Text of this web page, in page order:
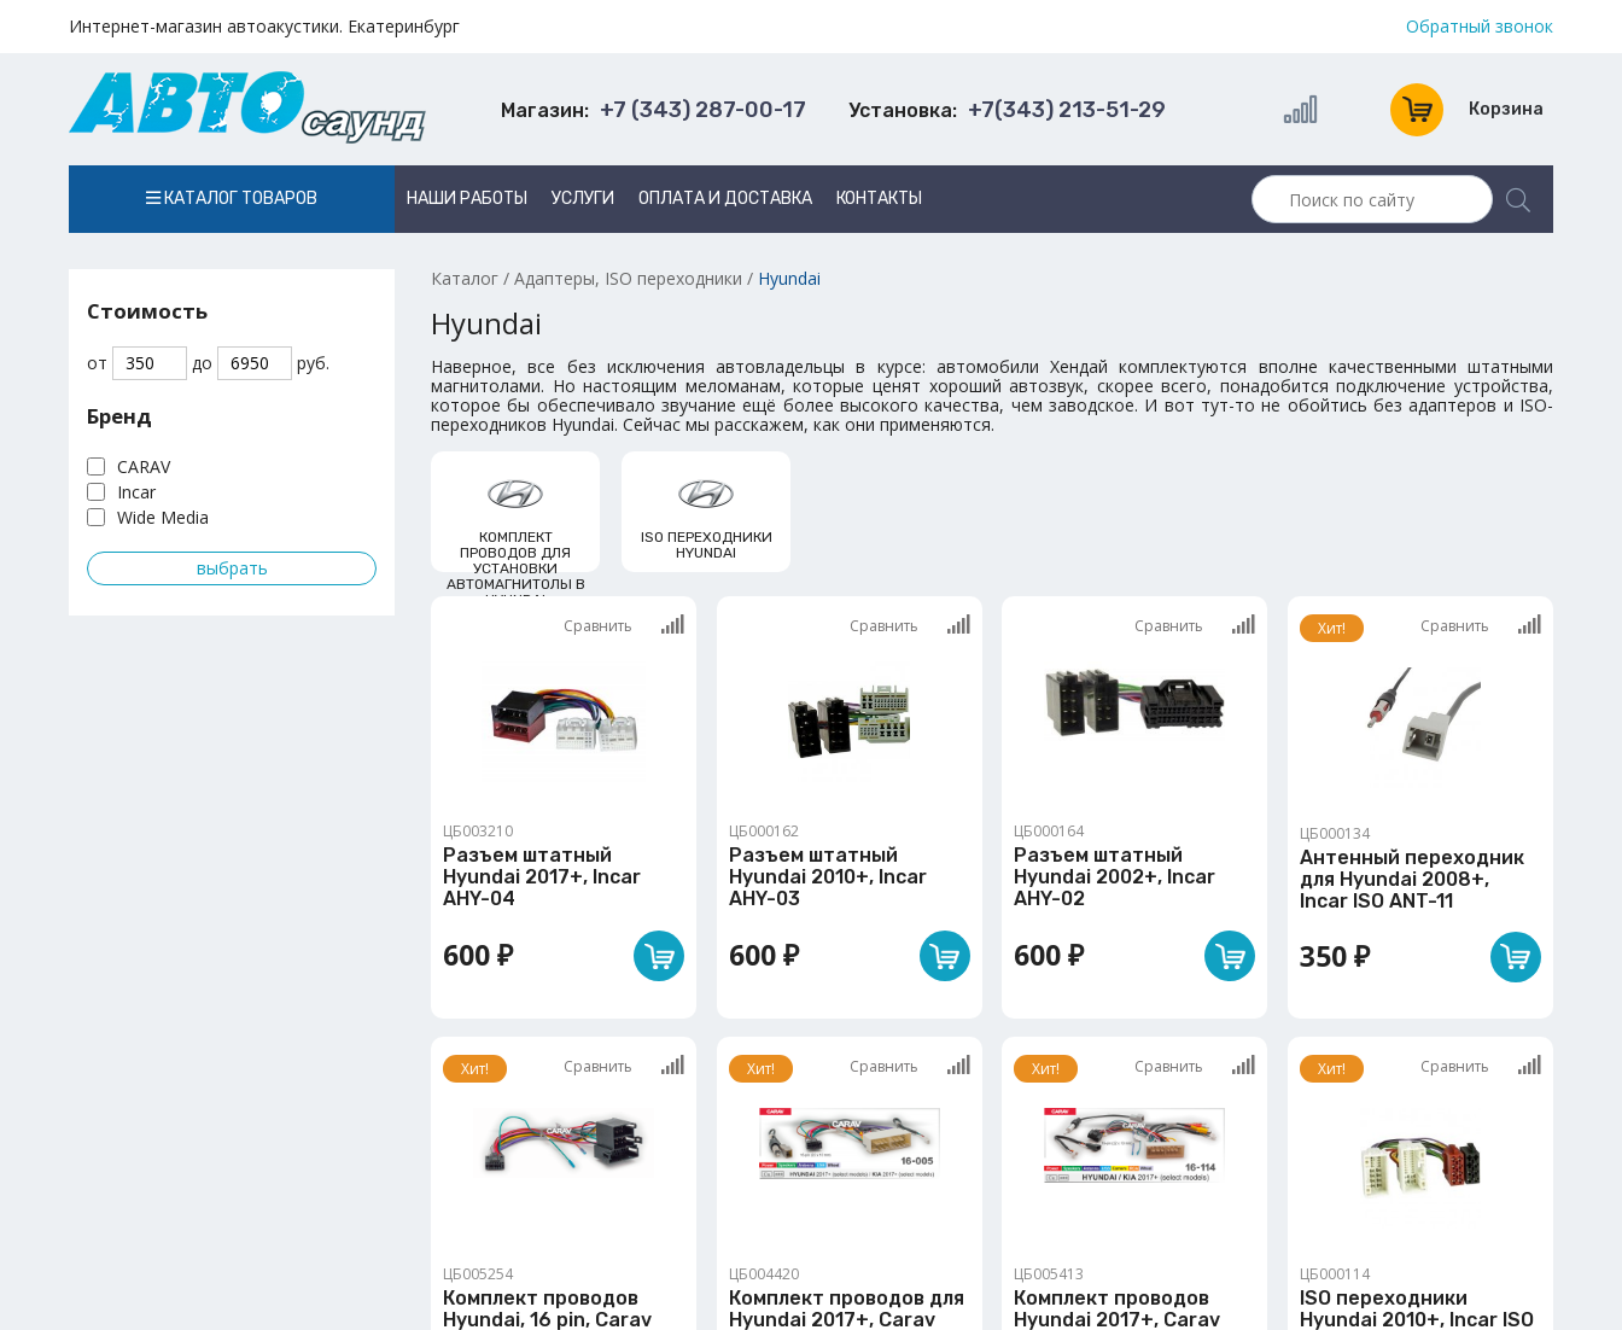
Интернет-магазин автоакустики. Екатеринбург Обратный звонок
Магазин: +7 (343) 287-00-17 Установка: +7(343) 213-51-29 Корзина
КАТАЛОГ ТОВАРОВ НАШИ РАБОТЫ УСЛУГИ ОПЛАТА И ДОСТАВКА КОНТАКТЫ
Стоимость
от до руб.
Бренд
CARAV
Incar
Wide Media
Каталог / Адаптеры, ISO переходники / Hyundai
Hyundai
Наверное, все без исключения автовладельцы в курсе: автомобили Хендай комплектуются вполне качественными штатными
магнитолами. Но настоящим меломанам, которые ценят хороший автозвук, скорее всего, понадобится подключение устройства,
которое бы обеспечивало звучание ещё более высокого качества, чем заводское. И вот тут-то не обойтись без адаптеров и ISO-
переходников Hyundai. Сейчас мы расскажем, как они применяются.
КОМПЛЕКТ
ПРОВОДОВ ДЛЯ
УСТАНОВКИ
АВТОМАГНИТОЛЫ В
HYUNDAI
ISO ПЕРЕХОДНИКИ
HYUNDAI
Сравнить
ЦБ003210
Разъем штатный
Hyundai 2017+, Incar
AHY-04
600 ₽
Сравнить
ЦБ000162
Разъем штатный
Hyundai 2010+, Incar
AHY-03
600 ₽
Сравнить
ЦБ000164
Разъем штатный
Hyundai 2002+, Incar
AHY-02
600 ₽
Хит! Сравнить
ЦБ000134
Антенный переходник
для Hyundai 2008+,
Incar ISO ANT-11
350 ₽
Хит! Сравнить
ЦБ005254
Комплект проводов
Hyundai, 16 pin, Carav
Хит! Сравнить
ЦБ004420
Комплект проводов для
Hyundai 2017+, Carav
Хит! Сравнить
ЦБ005413
Комплект проводов
Hyundai 2017+, Carav
Хит! Сравнить
ЦБ000114
ISO переходники
Hyundai 2010+, Incar ISO